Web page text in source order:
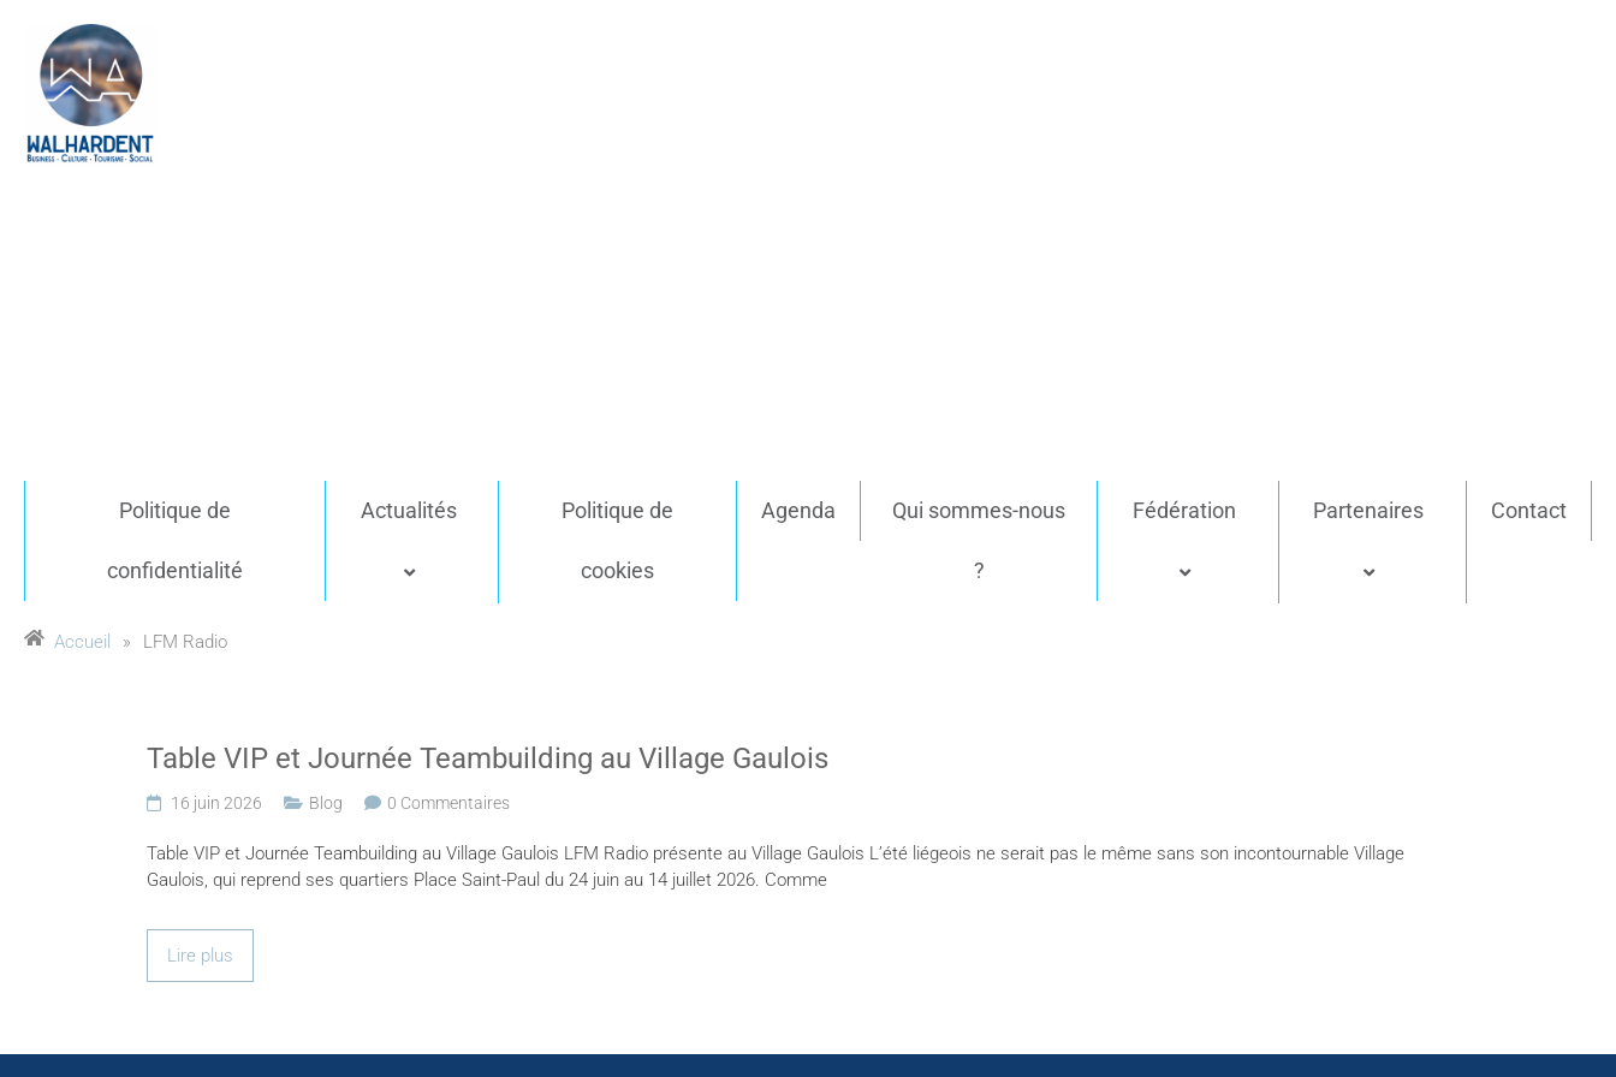
Politique de
confidentialité
Actualités Politique de
cookies
Agenda Qui sommes-nous
?
Fédération Partenaires Contact
Accueil » LFM Radio
Table VIP et Journée Teambuilding au Village Gaulois
16 juin 2026 Blog 0 Commentaires
Table VIP et Journée Teambuilding au Village Gaulois LFM Radio présente au Village Gaulois L’été liégeois ne serait pas le même sans son incontournable Village
Gaulois, qui reprend ses quartiers Place Saint-Paul du 24 juin au 14 juillet 2026. Comme
Lire plus